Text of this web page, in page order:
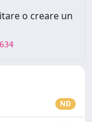
o creare un
ND